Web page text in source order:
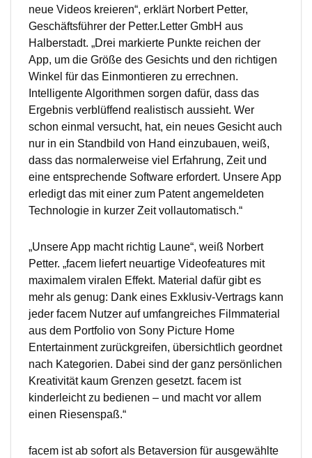
neue Videos kreieren“, erklärt Norbert Petter,
Geschäftsführer der Petter.Letter GmbH aus
Halberstadt. „Drei markierte Punkte reichen der
App, um die Größe des Gesichts und den richtigen
Winkel für das Einmontieren zu errechnen.
Intelligente Algorithmen sorgen dafür, dass das
Ergebnis verblüffend realistisch aussieht. Wer
schon einmal versucht, hat, ein neues Gesicht auch
nur in ein Standbild von Hand einzubauen, weiß,
dass das normalerweise viel Erfahrung, Zeit und
eine entsprechende Software erfordert. Unsere App
erledigt das mit einer zum Patent angemeldeten
Technologie in kurzer Zeit vollautomatisch.“
„Unsere App macht richtig Laune“, weiß Norbert
Petter. „facem liefert neuartige Videofeatures mit
maximalem viralen Effekt. Material dafür gibt es
mehr als genug: Dank eines Exklusiv-Vertrags kann
jeder facem Nutzer auf umfangreiches Filmmaterial
aus dem Portfolio von Sony Picture Home
Entertainment zurückgreifen, übersichtlich geordnet
nach Kategorien. Dabei sind der ganz persönlichen
Kreativität kaum Grenzen gesetzt. facem ist
kinderleicht zu bedienen – und macht vor allem
einen Riesenspaß.“
facem ist ab sofort als Betaversion für ausgewählte